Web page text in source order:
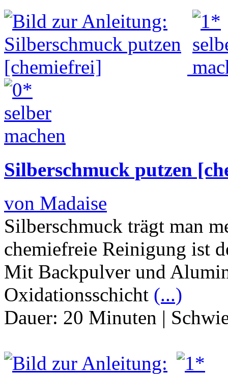
Silberschmuck putzen
von Madaise
Silberschmuck trägt man
chemiefreie Reinigung ist
Mit Backpulver und
Oxidationsschicht (...)
Dauer: 20 Minuten |